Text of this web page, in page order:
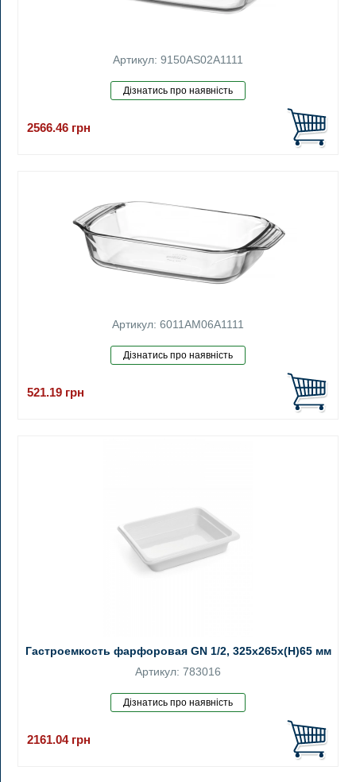
Артикул: 9150AS02A1111
2566.46 грн
Артикул: 6011AM06A1111
521.19 грн
Гастроемкость фарфоровая GN 1/2, 325x265x(H)65 мм
Артикул: 783016
2161.04 грн